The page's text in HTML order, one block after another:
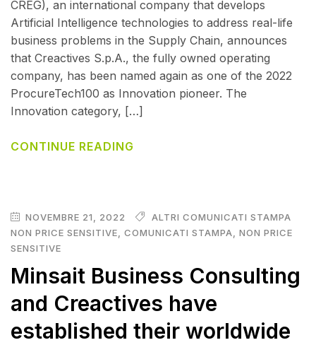
CREG), an international company that develops
Artificial Intelligence technologies to address real-life
business problems in the Supply Chain, announces
that Creactives S.p.A., the fully owned operating
company, has been named again as one of the 2022
ProcureTech100 as Innovation pioneer. The
Innovation category, […]
CONTINUE READING
NOVEMBRE 21, 2022
ALTRI COMUNICATI STAMPA
NON PRICE SENSITIVE, COMUNICATI STAMPA, NON PRICE
SENSITIVE
Minsait Business Consulting
and Creactives have
established their worldwide